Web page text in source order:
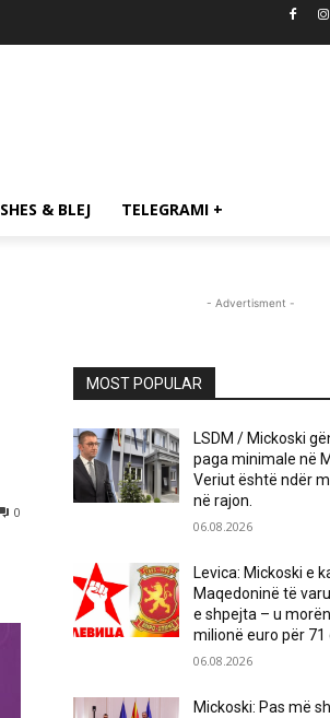
SHES & BLEJ TELEGRAMI +
0
- Advertisment -
MOST POPULAR
LSDM / Mickoski
paga minimale në
Veriut është ndër
në rajon.
06.08.2026
Levica: Mickoski e
Maqedoninë të
e shpejta – u
milionë euro për 71
06.08.2026
Mickoski: Pas më